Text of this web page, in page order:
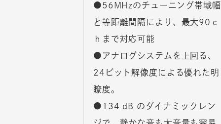
●56MHzのチューニング帯域幅
と等距離間隔により、最大90ｃ
ｈまで対応可能
●アナログシステムを上回る、
24ビット解像度による優れた明
瞭度。
●134 dB のダイナミックレン